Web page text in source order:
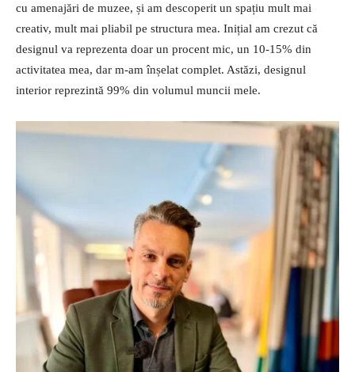
cu amenajări de muzee, și am descoperit un spațiu mult mai
creativ, mult mai pliabil pe structura mea. Inițial am crezut că
designul va reprezenta doar un procent mic, un 10-15% din
activitatea mea, dar m-am înșelat complet. Astăzi, designul
interior reprezintă 99% din volumul muncii mele.